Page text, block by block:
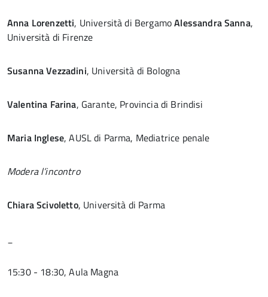
Anna Lorenzetti, Università di BergamoAlessandra Sanna,
Università di Firenze
Susanna Vezzadini, Università di Bologna
Valentina Farina, Garante, Provincia di Brindisi
Maria Inglese, AUSL di Parma, Mediatrice penale
Modera l’incontro
Chiara Scivoletto, Università di Parma
15:30 - 18:30, Aula Magna